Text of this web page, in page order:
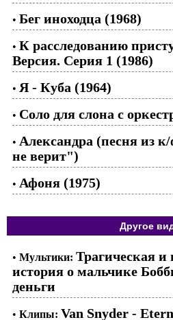
• Бег иноходца (1968)
• К расследованию
Версия. Серия 1 (1986)
• Я - Куба (1964)
• Соло для слона с
• Александра (песня из
не верит")
• Афоня (1975)
Другое
• Мультики: Трагическая и
история о мальчике
деньги
• Клипы: Van Snyder -